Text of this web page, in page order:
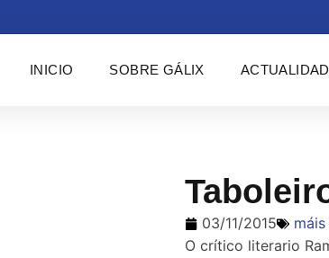
INICIO SOBRE GÁLIX
03/11/2015
O crítico literario